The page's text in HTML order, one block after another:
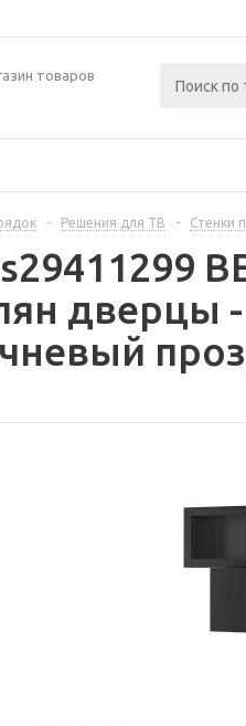
товаров
- Решения для ТВ - Стенки
s29411299
дверцы